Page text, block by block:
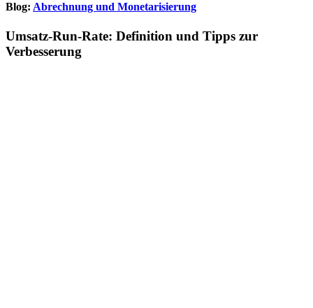
Blog: Abrechnung und Monetarisierung
Umsatz-Run-Rate: Definition und Tipps zur
Verbesserung